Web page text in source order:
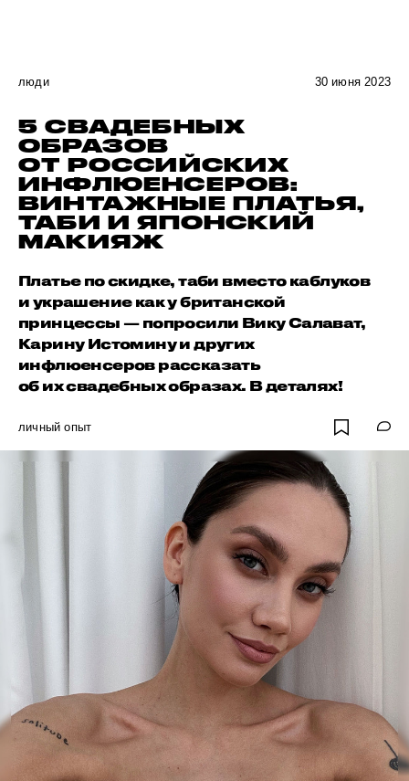
люди 30 июня 2023
5 СВАДЕБНЫХ
ОБРАЗОВ
ОТ РОССИЙСКИХ
ИНФЛЮЕНСЕРОВ:
ВИНТАЖНЫЕ ПЛАТЬЯ,
ТАБИ И ЯПОНСКИЙ
МАКИЯЖ
Платье по скидке, таби вместо каблуков
и украшение как у британской
принцессы — попросили Вику Салават,
Карину Истомину и других
инфлюенсеров рассказать
об их свадебных образах. В деталях!
личный опыт